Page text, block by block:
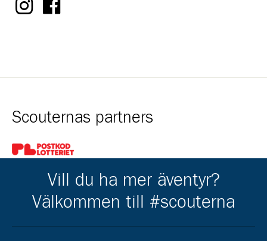
Scouternas partners
Gå till pl_50
Vill du ha mer äventyr?
Välkommen till #scouterna